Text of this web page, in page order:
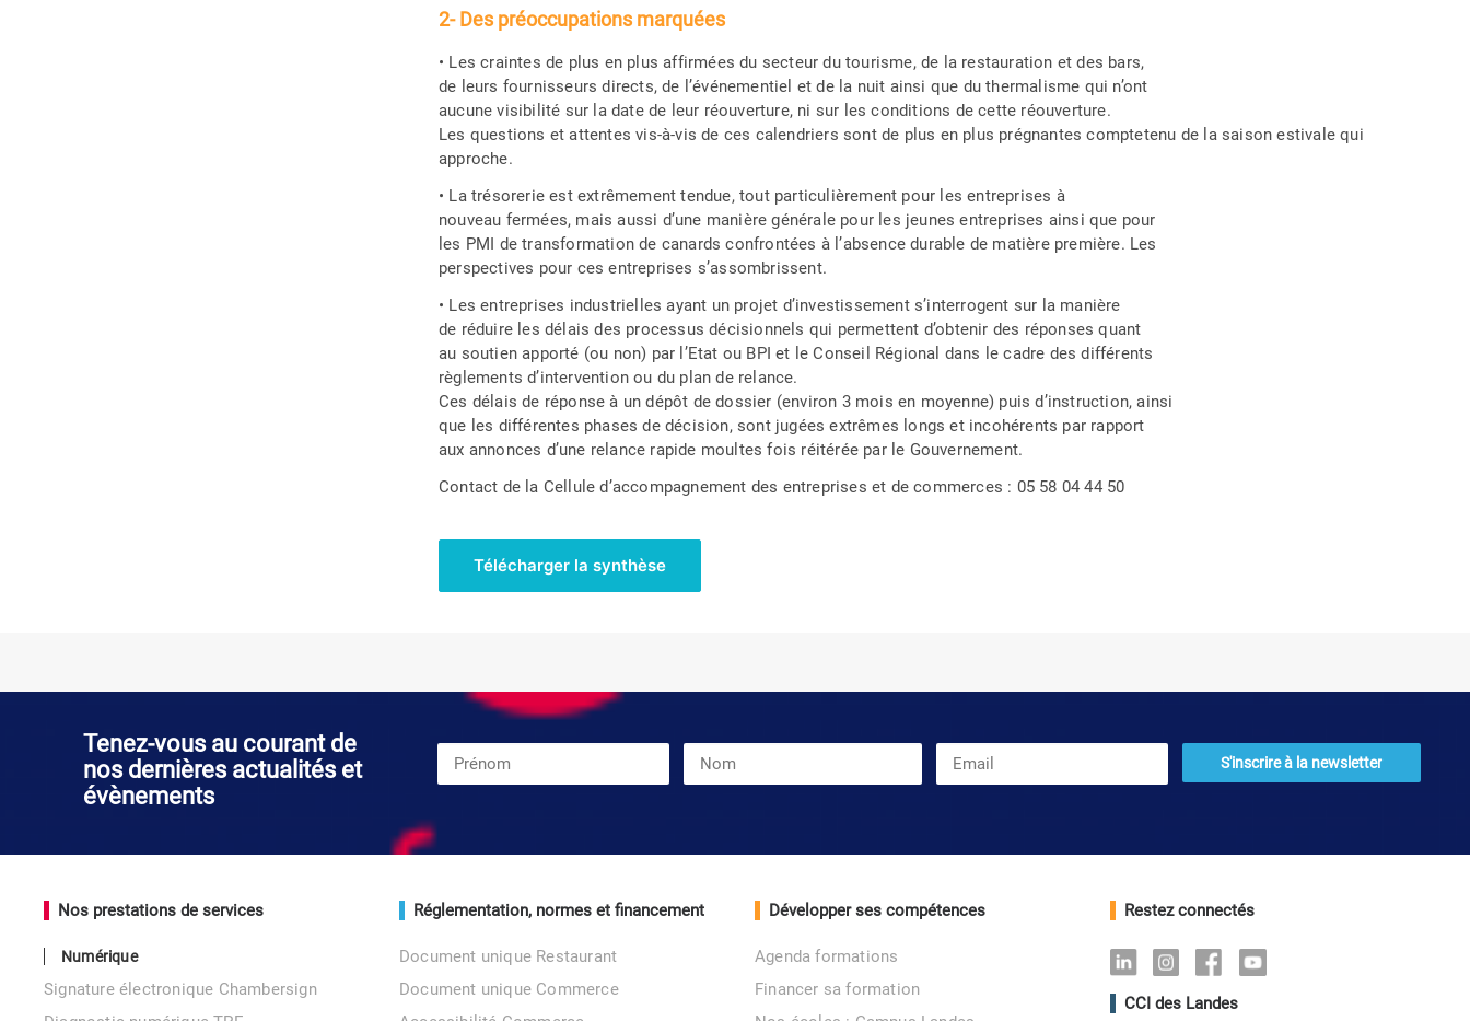
2- Des préoccupations marquées
• Les craintes de plus en plus affirmées du secteur du tourisme, de la restauration et des bars,
de leurs fournisseurs directs, de l’événementiel et de la nuit ainsi que du thermalisme qui n’ont
aucune visibilité sur la date de leur réouverture, ni sur les conditions de cette réouverture.
Les questions et attentes vis-à-vis de ces calendriers sont de plus en plus prégnantes comptetenu de la saison estivale qui
approche.
• La trésorerie est extrêmement tendue, tout particulièrement pour les entreprises à
nouveau fermées, mais aussi d’une manière générale pour les jeunes entreprises ainsi que pour
les PMI de transformation de canards confrontées à l’absence durable de matière première. Les
perspectives pour ces entreprises s’assombrissent.
• Les entreprises industrielles ayant un projet d’investissement s’interrogent sur la manière
de réduire les délais des processus décisionnels qui permettent d’obtenir des réponses quant
au soutien apporté (ou non) par l’Etat ou BPI et le Conseil Régional dans le cadre des différents
règlements d’intervention ou du plan de relance.
Ces délais de réponse à un dépôt de dossier (environ 3 mois en moyenne) puis d’instruction, ainsi
que les différentes phases de décision, sont jugées extrêmes longs et incohérents par rapport
aux annonces d’une relance rapide moultes fois réitérée par le Gouvernement.
Contact de la Cellule d’accompagnement des entreprises et de commerces : 05 58 04 44 50
Télécharger la synthèse
Tenez-vous au courant de
nos dernières actualités et
évènements
Nos prestations de services
Numérique
Signature électronique Chambersign
Réglementation, normes et financement
Document unique Restaurant
Document unique Commerce
Développer ses compétences
Agenda formations
Financer sa formation
Restez connectés
LinkedinInstagramFacebookYoutube
CCI des Landes